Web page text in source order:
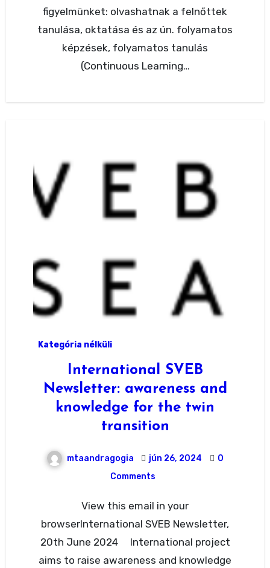
figyelmünket: olvashatnak a felnőttek
tanulása, oktatása és az ún. folyamatos
képzések, folyamatos tanulás
(Continuous Learning…
Kategória nélküli
International SVEB
Newsletter: awareness and
knowledge for the twin
transition
mtaandragogia jún 26, 2024
0
Comments
View this email in your
browserInternational SVEB Newsletter,
20th June 2024 International project
aims to raise awareness and knowledge